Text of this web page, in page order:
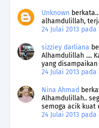
Unknown
alhamdulillah,
24 Julai 2013 pada
sizziey darliana
Alhamdulillah ....
yang
24 Julai 2013 pada
Nina Ahmad
Alhamdulillah..
semoga acik kuat
24 Julai 2013 pada